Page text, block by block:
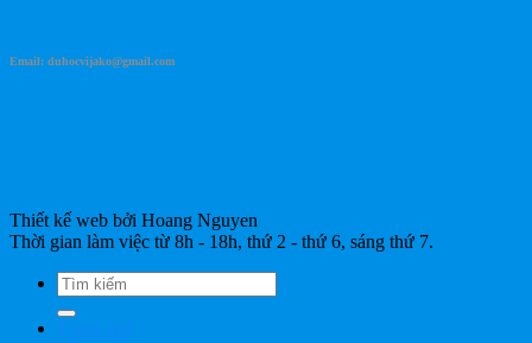
Email: duhocvijako@gmail.com
Thiết kế web bởi Hoang Nguyen
Thời gian làm việc từ 8h - 18h, thứ 2 - thứ 6, sáng thứ 7.